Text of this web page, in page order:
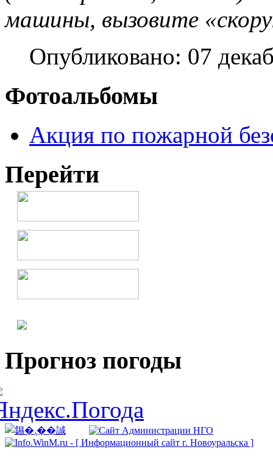
машины, вызовите
Опубликовано: 07
Фотоальбомы
Акция по пожарной
Перейти
Прогноз погоды